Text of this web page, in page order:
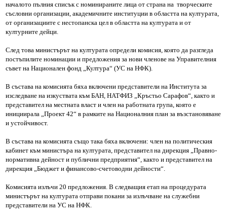
началото пълния списък с номинираните лица от страна на творческите
съсловни организации, академичните институции в областта на културата,
от организациите с нестопанска цел в областта на културата и от
културните дейци.
След това министърът на културата определи комисия, която да разгледа
постъпилите номинации и предложения за нови членове на Управителния
съвет на Национален фонд „Култура“ (УС на НФК).
В състава на комисията бяха включени представители на Института за
изследване на изкуствата към БАН, НАТФИЗ „Кръстьо Сарафов“, както и
представител на местната власт и член на работната група, която е
инициирала „Проект 42“ в рамките на Националния план за възстановяване
и устойчивост.
В състава на комисията също така бяха включени: член на политическия
кабинет към министъра на културата, представител на дирекция „Правно-
нормативна дейност и публични предприятия“, както и представител на
дирекция „Бюджет и финансово-счетоводни дейности“.
Комисията излъчи 20 предложения. В следващия етап на процедурата
министърът на културата отправи покани за излъчване на служебни
представители на УС на НФК.